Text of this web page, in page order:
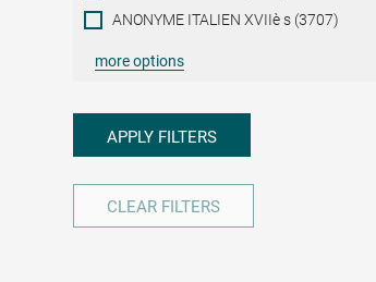
ANONYME ITALIEN XVIIè s (3707)
more options
APPLY FILTERS
CLEAR FILTERS